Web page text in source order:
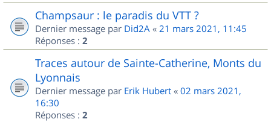
Champsaur : le paradis du VTT ?
Dernier message par Did2A « 21 mars 2021, 11:45
Réponses : 2
Traces autour de Sainte-Catherine, Monts du
Lyonnais
Dernier message par Erik Hubert « 02 mars 2021,
16:30
Réponses : 2